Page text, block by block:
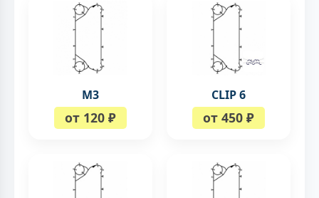
М3
от 120 ₽
CLIP 6
от 450 ₽